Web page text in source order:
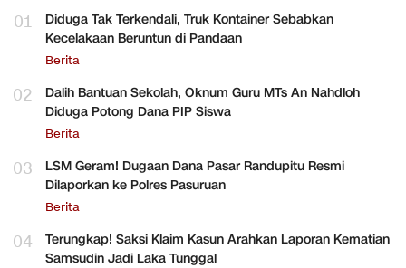
01
Diduga Tak Terkendali, Truk Kontainer Sebabkan
Kecelakaan Beruntun di Pandaan
Berita
02
Dalih Bantuan Sekolah, Oknum Guru MTs An Nahdloh
Diduga Potong Dana PIP Siswa
Berita
03
LSM Geram! Dugaan Dana Pasar Randupitu Resmi
Dilaporkan ke Polres Pasuruan
Berita
04
Terungkap! Saksi Klaim Kasun Arahkan Laporan Kematian
Samsudin Jadi Laka Tunggal